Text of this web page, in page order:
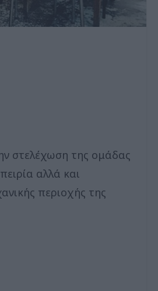
στελέχωση της ομάδας
αλλά και
περιοχής της